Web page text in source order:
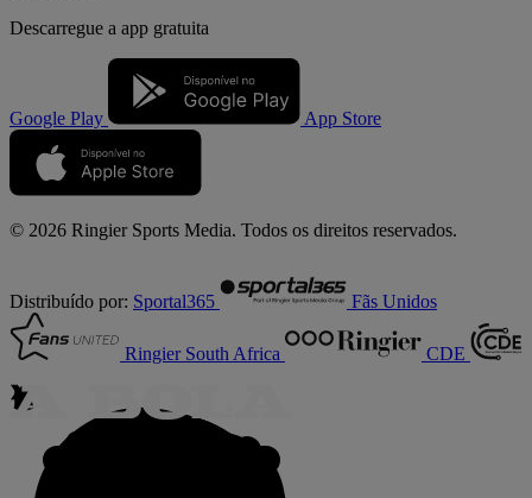
Descarregue a app gratuita
Google Play App Store
© 2026 Ringier Sports Media. Todos os direitos reservados.
Distribuído por: Sportal365 Fãs Unidos
Ringier South Africa CDE